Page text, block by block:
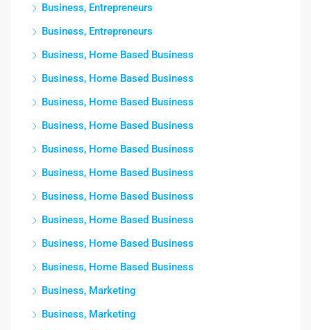
Business, Entrepreneurs
Business, Entrepreneurs
Business, Home Based Business
Business, Home Based Business
Business, Home Based Business
Business, Home Based Business
Business, Home Based Business
Business, Home Based Business
Business, Home Based Business
Business, Home Based Business
Business, Home Based Business
Business, Home Based Business
Business, Marketing
Business, Marketing